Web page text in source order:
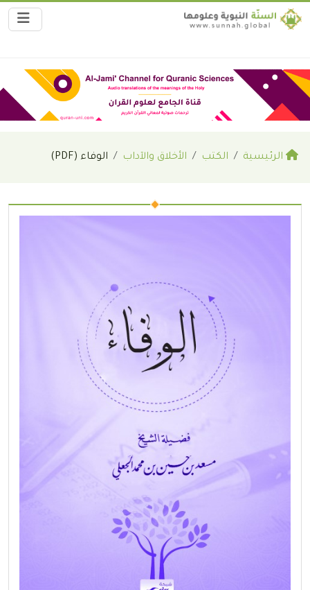
الرئيسية الكتب الأخلاق والآداب الوفاء (PDF)